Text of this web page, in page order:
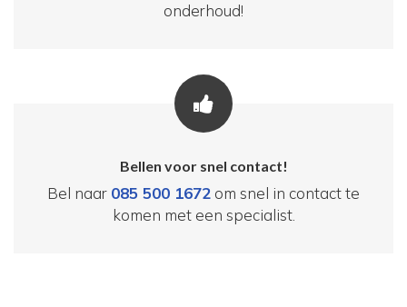
onderhoud!
Bellen voor snel contact!
Bel naar 085 500 1672 om snel in contact te
komen met een specialist.